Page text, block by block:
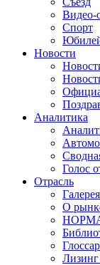
Видео-
Спорт
Новости
Аналитика
Голос
Отрасль
О